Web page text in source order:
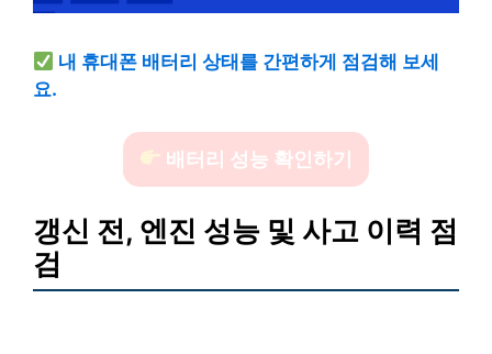
내 휴대폰 배터리 상태를 간편하게 점검해 보세
요.
배터리 성능 확인하기
갱신 전, 엔진 성능 및 사고 이력 점
검